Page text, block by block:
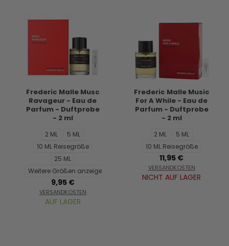
Frederic Malle Musc
Ravageur - Eau de
Parfum - Duftprobe
- 2 ml
2 ML
5 ML
10 ML Reisegröße
25 ML
Weitere Größen anzeigen...
9,95 €
VERSANDKOSTEN
AUF LAGER
Frederic Malle Music
For A While - Eau de
Parfum - Duftprobe
- 2 ml
2 ML
5 ML
10 ML Reisegröße
11,95 €
VERSANDKOSTEN
NICHT AUF LAGER